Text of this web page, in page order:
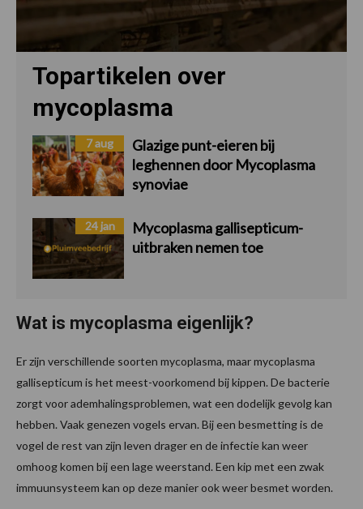
Topartikelen over
mycoplasma
7 aug
Glazige punt-eieren bij
leghennen door Mycoplasma
synoviae
24 jan
Mycoplasma gallisepticum-
uitbraken nemen toe
Wat is mycoplasma eigenlijk?
Er zijn verschillende soorten mycoplasma, maar mycoplasma
gallisepticum is het meest-voorkomend bij kippen. De bacterie
zorgt voor ademhalingsproblemen, wat een dodelijk gevolg kan
hebben. Vaak genezen vogels ervan. Bij een besmetting is de
vogel de rest van zijn leven drager en de infectie kan weer
omhoog komen bij een lage weerstand. Een kip met een zwak
immuunsysteem kan op deze manier ook weer besmet worden.